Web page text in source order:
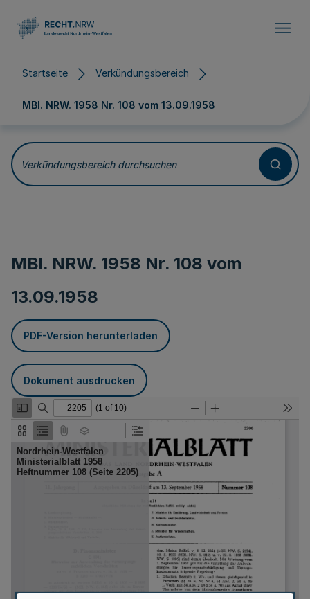
Startseite Verkündungsbereich
MBl. NRW. 1958 Nr. 108 vom 13.09.1958
Verkündungsbereich durchsuchen
MBl. NRW. 1958 Nr. 108 vom
13.09.1958
PDF-Version herunterladen
Dokument ausdrucken